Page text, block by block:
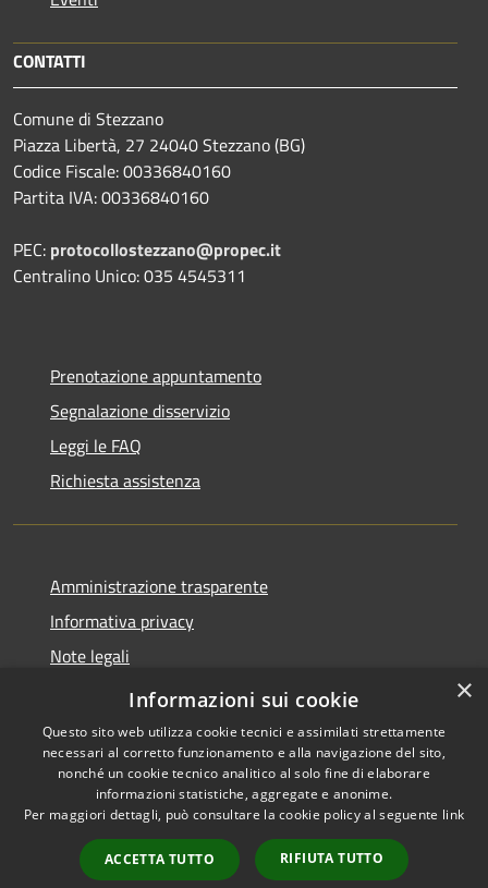
CONTATTI
Comune di Stezzano
Piazza Libertà, 27 24040 Stezzano (BG)
Codice Fiscale: 00336840160
Partita IVA: 00336840160
PEC: protocollostezzano@propec.it
Centralino Unico: 035 4545311
Prenotazione appuntamento
Segnalazione disservizio
Leggi le FAQ
Richiesta assistenza
Amministrazione trasparente
Informativa privacy
Note legali
Dichiarazione di accessibilità
Accessibilità
Copyright © 2026 • Comune di
Stezzano • Powered by
Municipium•
Accesso
redazione
×
Informazioni sui cookie
Questo sito web utilizza cookie tecnici e assimilati strettamente
necessari al corretto funzionamento e alla navigazione del sito,
nonché un cookie tecnico analitico al solo fine di elaborare
informazioni statistiche, aggregate e anonime.
Per maggiori dettagli, può consultare la cookie policy al seguente link
ACCETTA TUTTO RIFIUTA TUTTO